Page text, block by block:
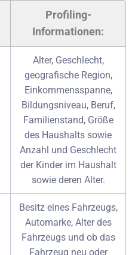
Profiling-
Informationen:
Alter, Geschlecht,
geografische Region,
Einkommensspanne,
Bildungsniveau, Beruf,
Familienstand, Größe
des Haushalts sowie
Anzahl und Geschlecht
der Kinder im Haushalt
sowie deren Alter.
Besitz eines Fahrzeugs,
Automarke, Alter des
Fahrzeugs und ob das
Fahrzeug neu oder